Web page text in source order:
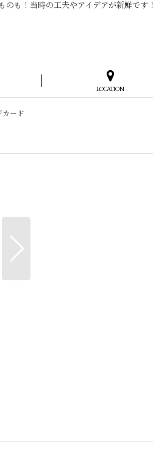
も！当時の工夫やアイデアが新鮮です！
LOCATION
ード